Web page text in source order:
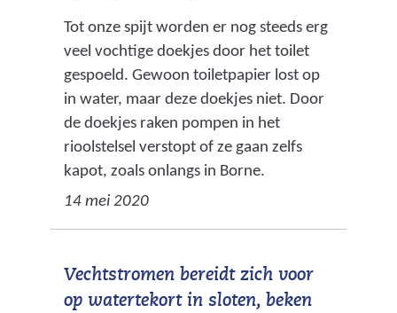
Tot onze spijt worden er nog steeds erg
veel vochtige doekjes door het toilet
gespoeld. Gewoon toiletpapier lost op
in water, maar deze doekjes niet. Door
de doekjes raken pompen in het
rioolstelsel verstopt of ze gaan zelfs
kapot, zoals onlangs in Borne.
14 mei 2020
Vechtstromen bereidt zich voor
op watertekort in sloten, beken